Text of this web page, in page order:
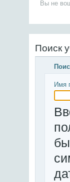
Вы не
Поиск
Имя